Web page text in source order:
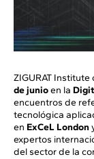
ZIGURAT
de junioen la
encuentros de
tecnológica
en ExCeL London
expertos
del sector de la